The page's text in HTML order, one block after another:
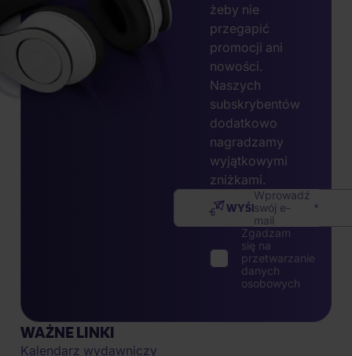
żeby nie
przegapić
promocji ani
nowości.
Naszych
subskrybentów
dodatkowo
nagradzamy
wyjątkowymi
zniżkami.
Wprowadź
swój e-
mail
WYŚLIJ
Zgadzam
się na
przetwarzanie
danych
osobowych
WAŻNE LINKI
Kalendarz wydawniczy